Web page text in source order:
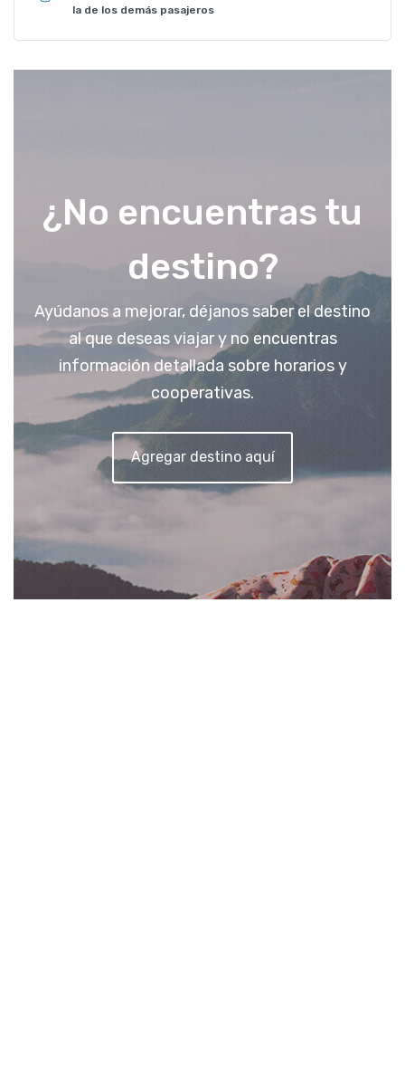
la de los demás pasajeros
¿No encuentras tu
destino?
Ayúdanos a mejorar, déjanos saber el destino
al que deseas viajar y no encuentras
información detallada sobre horarios y
cooperativas.
Agregar destino aquí